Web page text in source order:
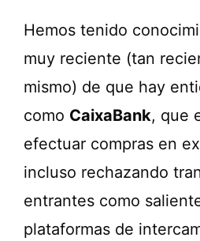
Hemos tenido
muy reciente (tan
mismo) de que hay
como CaixaBank, que
efectuar compras en
incluso rechazando
entrantes como
plataformas de